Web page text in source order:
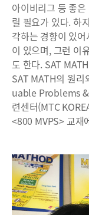
아이비리그 등 좋
릴 필요가 있다. 하
각하는 경향이 있
이 있으며, 그런 이
도 한다. SAT
SAT MATH의 원
uable Problems &
련센터(MTC
<800 MVPS> 교재